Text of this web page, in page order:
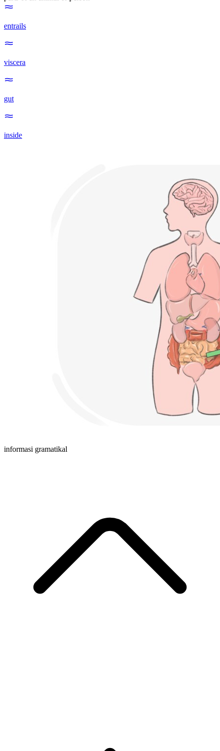
entrails
viscera
gut
inside
informasi gramatikal